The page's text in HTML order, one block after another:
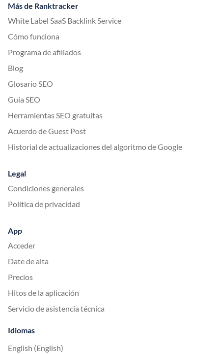
Más de Ranktracker
White Label SaaS Backlink Service
Cómo funciona
Programa de afiliados
Blog
Glosario SEO
Guía SEO
Herramientas SEO gratuitas
Acuerdo de Guest Post
Historial de actualizaciones del algoritmo de Google
Legal
Condiciones generales
Política de privacidad
App
Acceder
Date de alta
Precios
Hitos de la aplicación
Servicio de asistencia técnica
Idiomas
English (English)